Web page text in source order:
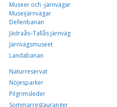
Museer och -järnvägar
Museijärnvägar
Dellenbanan
Jädraås–Tallås järnväg
Järnvägsmuseet
Landabanan
Naturreservat
Nöjesparker
Pilgrimsleder
Sommarrestauranger